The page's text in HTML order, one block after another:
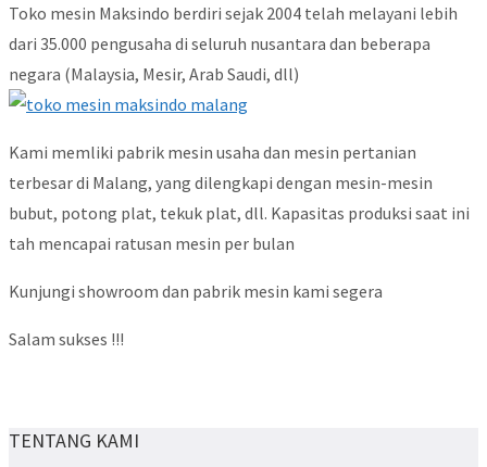
Toko mesin Maksindo berdiri sejak 2004 telah melayani lebih
dari 35.000 pengusaha di seluruh nusantara dan beberapa
negara (Malaysia, Mesir, Arab Saudi, dll)
Kami memliki pabrik mesin usaha dan mesin pertanian
terbesar di Malang, yang dilengkapi dengan mesin-mesin
bubut, potong plat, tekuk plat, dll. Kapasitas produksi saat ini
tah mencapai ratusan mesin per bulan
Kunjungi showroom dan pabrik mesin kami segera
Salam sukses !!!
TENTANG KAMI